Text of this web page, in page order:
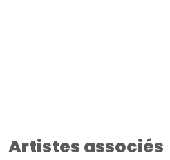
Artistes associés